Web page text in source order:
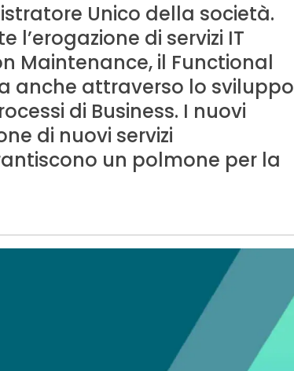
Unico della società.
di servizi IT
Maintenance, il Functional
anche attraverso lo sviluppo
di Business. I nuovi
di nuovi servizi
un polmone per la